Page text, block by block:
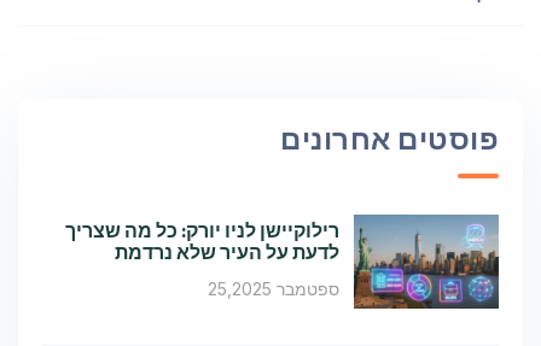
פוסטים אחרונים
רילוקיישן לניו יורק: כל מה שצריך
לדעת על העיר שלא נרדמת
ספטמבר 25,2025